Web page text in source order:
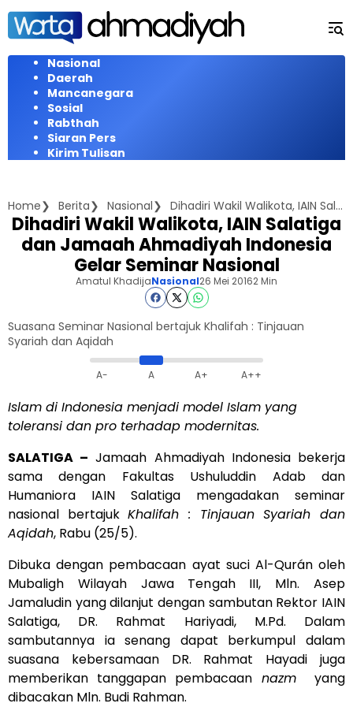
Langsung
konten
Nasional
Daerah
Mancanegara
Sosial
Rabthah
Siaran Pers
Kirim Tulisan
Home Berita Nasional Dihadiri Wakil Walikota, IAIN Salatiga dan Jamaah Ahmadiyah Indonesia Gelar Seminar Nasional
Dihadiri Wakil Walikota, IAIN Salatiga
dan Jamaah Ahmadiyah Indonesia
Gelar Seminar Nasional
Amatul KhadijaNasional26 Mei 20162 Min
Suasana Seminar Nasional bertajuk Khalifah : Tinjauan
Syariah dan Aqidah
A- A A+ A++
Islam di Indonesia menjadi model Islam yang
toleransi dan pro terhadap modernitas.
SALATIGA – Jamaah Ahmadiyah Indonesia bekerja
sama dengan Fakultas Ushuluddin Adab dan
Humaniora IAIN Salatiga mengadakan seminar
nasional bertajukKhalifah : Tinjauan Syariah dan
Aqidah, Rabu (25/5).
Dibuka dengan pembacaan ayat suci Al-Qurán oleh
Mubaligh Wilayah Jawa Tengah III, Mln. Asep
Jamaludin yang dilanjut dengan sambutan Rektor IAIN
Salatiga, DR. Rahmat Hariyadi, M.Pd. Dalam
sambutannya ia senang dapat berkumpul dalam
suasana kebersamaan DR. Rahmat Hayadi juga
memberikan tanggapan pembacaan nazm
yang
dibacakan Mln. Budi Rahman.